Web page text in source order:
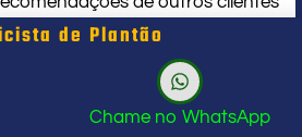
em questão.
de Plantão
Chame no WhatsApp